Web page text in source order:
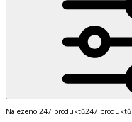
Nalezeno 247 produktů247 produktů